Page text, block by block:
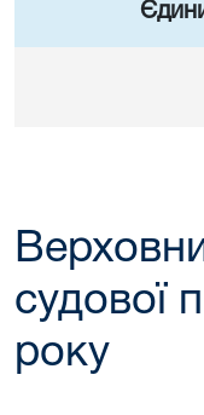
судової
року